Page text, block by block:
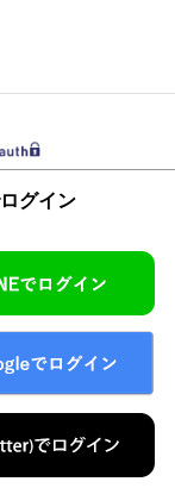
グイン